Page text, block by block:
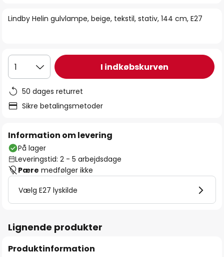
Lindby Helin gulvlampe, beige, tekstil, stativ, 144 cm, E27
1 I indkøbskurven
50 dages returret
Sikre betalingsmetoder
Information om levering
På lager
Leveringstid: 2 - 5 arbejdsdage
Pære medfølger ikke
Vælg E27 lyskilde
Lignende produkter
Produktinformation